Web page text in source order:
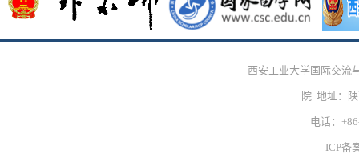
西安工业大学国际交流
院 地址：
电话：
ICP备